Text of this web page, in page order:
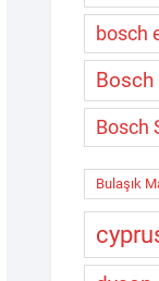
bosch
Bosch
Bosch
Bulaşık